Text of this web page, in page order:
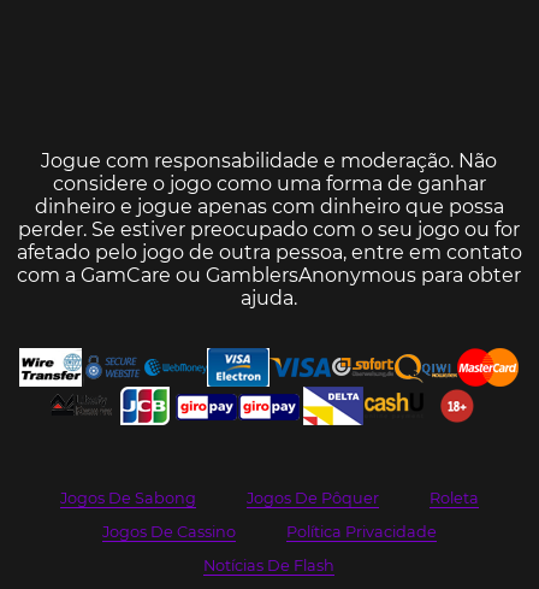
Jogue com responsabilidade e moderação. Não
considere o jogo como uma forma de ganhar
dinheiro e jogue apenas com dinheiro que possa
perder. Se estiver preocupado com o seu jogo ou for
afetado pelo jogo de outra pessoa, entre em contato
com aGamCare ouGamblersAnonymous para obter
ajuda.
Jogos De Sabong Jogos De Pôquer
Roleta
Jogos De Cassino
Política Privacidade
Notícias De Flash